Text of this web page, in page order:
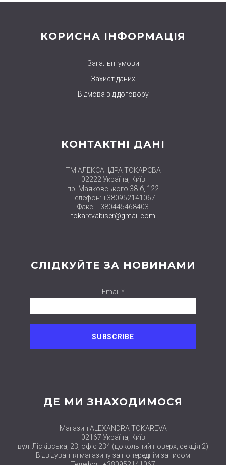
КОРИСНА ІНФОРМАЦІЯ
Загальні умови
Захист даних
Відмова від договору
КОНТАКТНІ ДАНІ
ТМ АЛЕКСАНДРА ТОКАРЄВА
02222 Україна, Київ
пр. Маяковського 38-б, 122
Телефон: +380952141067
Факс: +380445468403
tokarevabiser@gmail.com
СЛІДКУЙТЕ ЗА НОВИНАМИ
Email *
ДЕ МИ ЗНАХОДИМОСЯ
Магазин ALEXANDRA TOKAREVA
02167 Україна, Київ
вул. Лісківська, 23, офіс 234 (цокольний поверх, секція 2)
Відвідування магазину за попереднім записом